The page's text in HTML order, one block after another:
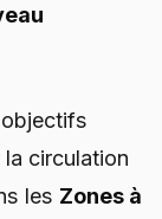
circulation
les Zones à